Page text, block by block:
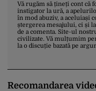
Vă rugăm să țineți cont
instigator la ură, a
în mod abuziv, a aceluiași
ștergerea mesajului, ci și
de a comenta. Site-ul
civilizate. Vă mulțumim
la o discuție bazată pe
Recomandarea